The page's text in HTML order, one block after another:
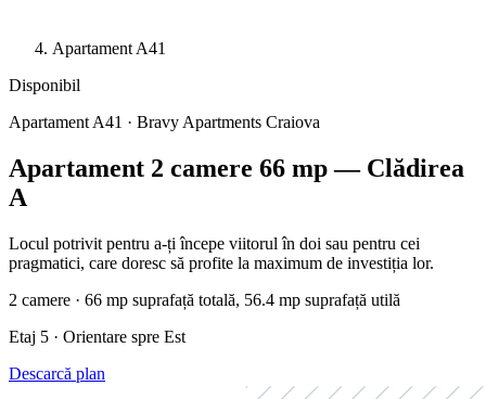
Apartament A41
Disponibil
Apartament A41 · Bravy Apartments Craiova
Apartament 2 camere 66 mp — Clădirea
A
Locul potrivit pentru a-ți începe viitorul în doi sau pentru cei
pragmatici, care doresc să profite la maximum de investiția lor.
2 camere · 66 mp suprafață totală, 56.4 mp suprafață utilă
Etaj 5 · Orientare spre Est
Descarcă plan